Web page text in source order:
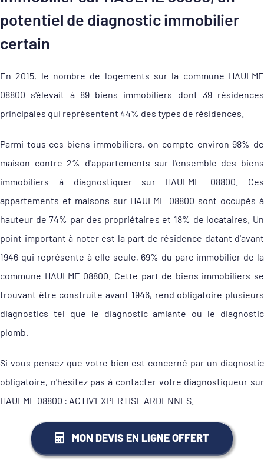
potentiel de diagnostic immobilier
certain
En 2015, le nombre de logements sur la commune HAULME
08800 s'élevait à 89 biens immobiliers dont 39 résidences
principales qui représentent 44% des types de résidences.
Parmi tous ces biens immobiliers, on compte environ 98% de
maison contre 2% d'appartements sur l'ensemble des biens
immobiliers à diagnostiquer sur HAULME 08800. Ces
appartements et maisons sur HAULME 08800 sont occupés à
hauteur de 74% par des propriétaires et 18% de locataires. Un
point important à noter est la part de résidence datant d'avant
1946 qui représente à elle seule, 69% du parc immobilier de la
commune HAULME 08800. Cette part de biens immobiliers se
trouvant être construite avant 1946, rend obligatoire plusieurs
diagnostics tel que le diagnostic amiante ou le diagnostic
plomb.
Si vous pensez que votre bien est concerné par un diagnostic
obligatoire, n'hésitez pas à contacter votre diagnostiqueur sur
HAULME 08800 : ACTIV'EXPERTISE ARDENNES.
MON DEVIS EN LIGNE OFFERT